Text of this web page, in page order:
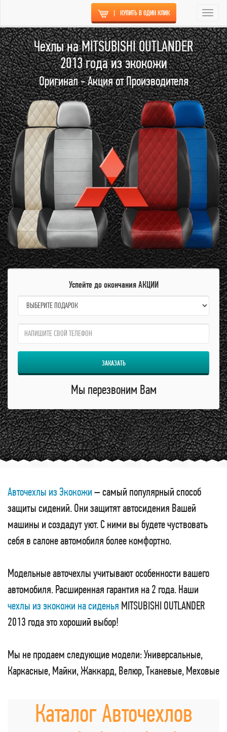
| КУПИТЬ В ОДИН КЛИК
Чехлы на MITSUBISHI OUTLANDER
2013 года из экокожи
Оригинал - Акция от Производителя
Успейте до окончания АКЦИИ
name:
qzw:
ЗАКАЗАТЬ
Мы перезвоним Вам
Авточехлы из Экокожи– самый популярный способ
защиты сидений. Они защитят автосидения Вашей
машины и создадут уют. С ними вы будете чуствовать
себя в салоне автомобиля более комфортно.
Модельные авточехлы учитывают особенности вашего
автомобиля. Расширенная гарантия на 2 года. Наши
чехлы из экокожи на сиденья MITSUBISHI OUTLANDER
2013 года это хороший выбор!
Мы не продаем следующие модели: Универсальные,
Каркасные, Майки, Жаккард, Велюр, Тканевые, Меховые
Каталог Авточехлов